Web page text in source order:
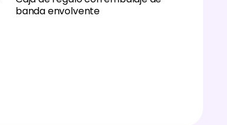
banda envolvente